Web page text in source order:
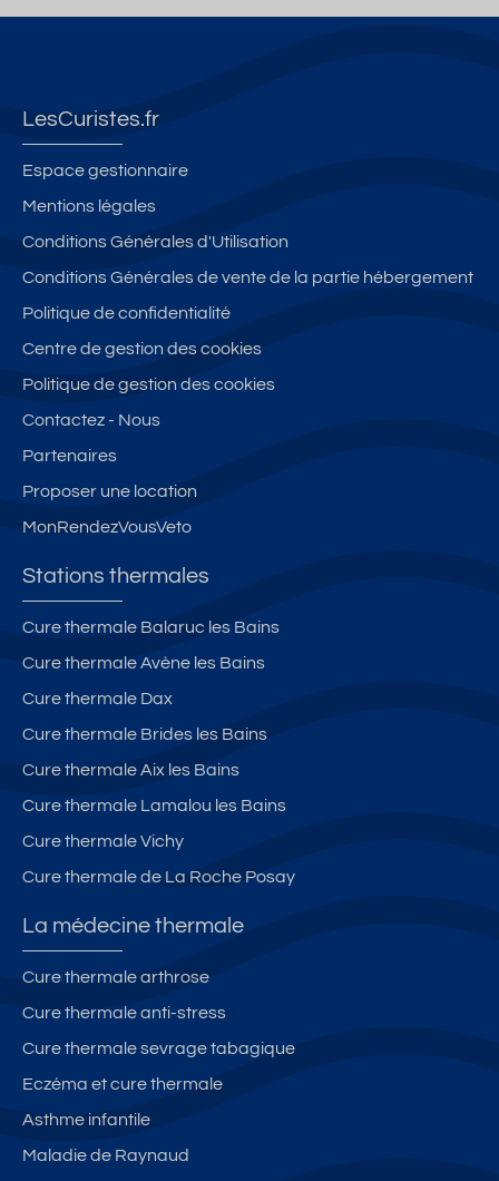
LesCuristes.fr
Espace gestionnaire
Mentions légales
Conditions Générales d'Utilisation
Conditions Générales de vente de la partie hébergement
Politique de confidentialité
Centre de gestion des cookies
Politique de gestion des cookies
Contactez - Nous
Partenaires
Proposer une location
MonRendezVousVeto
Stations thermales
Cure thermale Balaruc les Bains
Cure thermale Avène les Bains
Cure thermale Dax
Cure thermale Brides les Bains
Cure thermale Aix les Bains
Cure thermale Lamalou les Bains
Cure thermale Vichy
Cure thermale de La Roche Posay
La médecine thermale
Cure thermale arthrose
Cure thermale anti-stress
Cure thermale sevrage tabagique
Eczéma et cure thermale
Asthme infantile
Maladie de Raynaud